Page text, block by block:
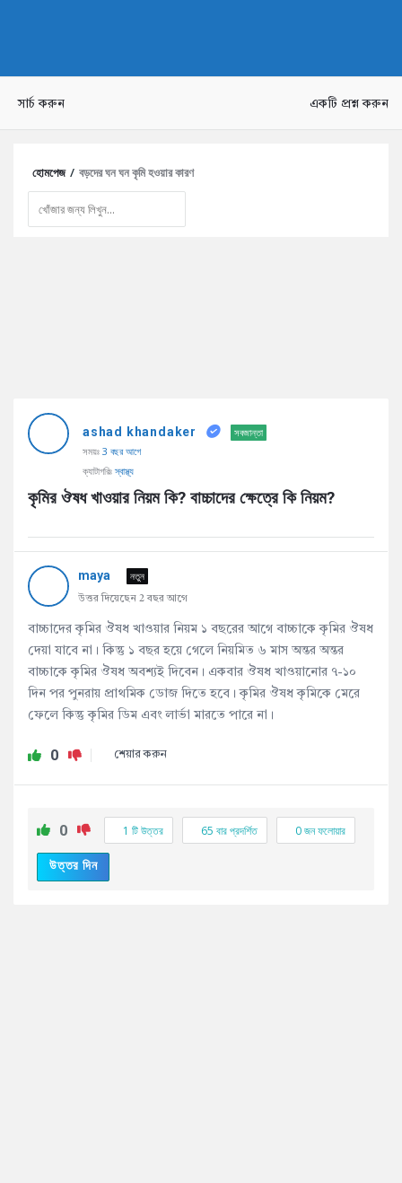
সার্চ করুন একটি প্রশ্ন করুন
হোমপেজ / বড়দের ঘন ঘন কৃমি হওয়ার কারণ
AddaBuzz.net
Latest
ashad khandaker
সবজান্তা
সময়ঃ 3 বছর আগে
ক্যাটাগরিঃ স্বাস্থ্য
কৃমির ঔষধ খাওয়ার নিয়ম কি? বাচ্চাদের ক্ষেত্রে কি নিয়ম?
maya নতুন
উত্তর দিয়েছেন 2 বছর আগে
বাচ্চাদের কৃমির ঔষধ খাওয়ার নিয়ম ১ বছরের আগে বাচ্চাকে কৃমির ঔষধ
দেয়া যাবে না। কিন্তু ১ বছর হয়ে গেলে নিয়মিত ৬ মাস অন্তর অন্তর
বাচ্চাকে কৃমির ঔষধ অবশ্যই দিবেন। একবার ঔষধ খাওয়ানোর ৭-১০
দিন পর পুনরায় প্রাথমিক ডোজ দিতে হবে। কৃমির ঔষধ কৃমিকে মেরে
ফেলে কিন্তু কৃমির ডিম এবং লার্ভা মারতে পারে না।
0 শেয়ার করুন
0 1 টি উত্তর 65 বার প্রদর্শিত 0জন ফলোয়ার
উত্তর দিন